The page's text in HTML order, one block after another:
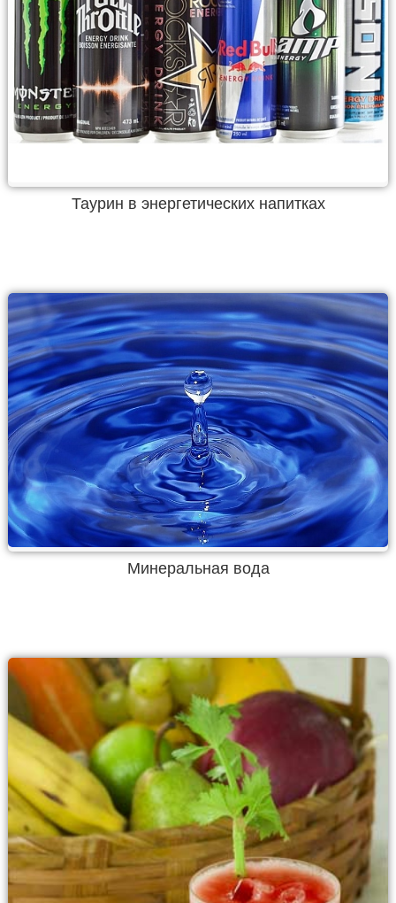
Таурин в энергетических напитках
Минеральная вода